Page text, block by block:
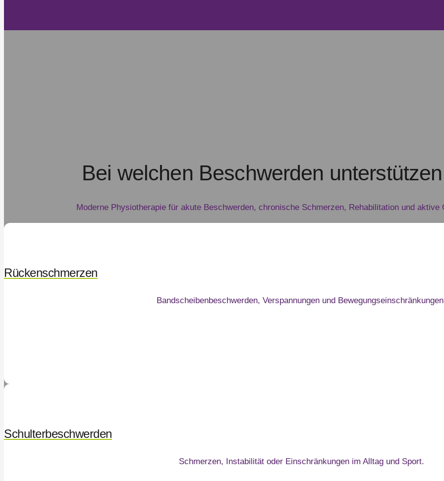
Bei welchen Beschwerden
Moderne Physiotherapie für akute Beschwerden, chronische Schmerzen, Rehabilitation und aktive
Rückenschmerzen
Bandscheibenbeschwerden, Verspannungen und
Schulterbeschwerden
Schmerzen, Instabilität oder Einschränkungen im Alltag und Sport.